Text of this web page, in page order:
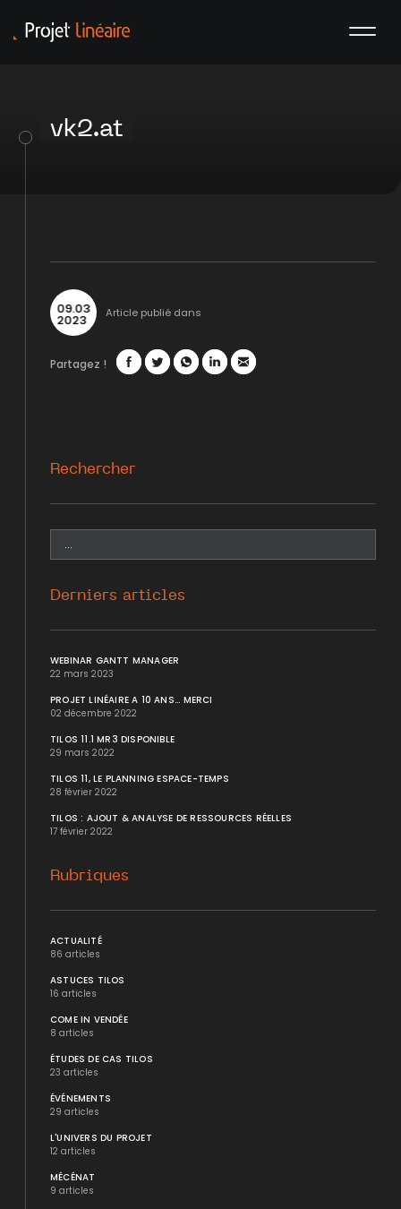
vk2.at
09.03
2023 Article publié dans
Partagez !
Rechercher
Derniers articles
WEBINAR GANTT MANAGER
22 mars 2023
PROJET LINÉAIRE A 10 ANS... MERCI
02 décembre 2022
TILOS 11.1 MR3 DISPONIBLE
29 mars 2022
TILOS 11, LE PLANNING ESPACE-TEMPS
28 février 2022
TILOS : AJOUT & ANALYSE DE RESSOURCES RÉELLES
17 février 2022
Rubriques
ACTUALITÉ
86 articles
ASTUCES TILOS
16 articles
COME IN VENDÉE
8 articles
ÉTUDES DE CAS TILOS
23 articles
ÉVÉNEMENTS
29 articles
L'UNIVERS DU PROJET
12 articles
MÉCÉNAT
9 articles